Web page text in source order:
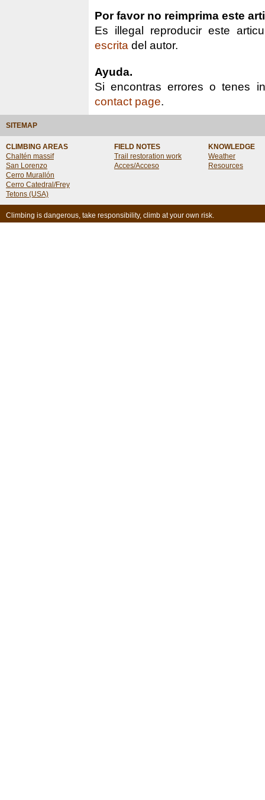
Por favor no reimprima este
Es illegal reproducir este
escrita del autor.
Ayuda.
Si encontras errores o tenes
contact page.
SITEMAP
CLIMBING AREAS
Chaltén massif
San Lorenzo
Cerro Murallón
Cerro Catedral/Frey
Tetons (USA)
FIELD NOTES
Trail restoration work
Acces/Acceso
KNOWLEDGE
Weather
Resources
Climbing is dangerous, take responsibility, climb at your own risk.